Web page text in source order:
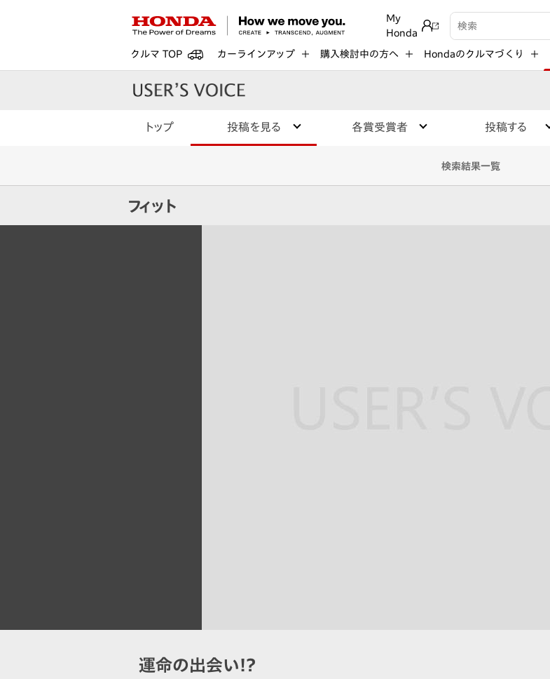
My
Honda
検索キーワード入力
クルマ TOP カーラインアップ 購入検討中の方へ Hondaのクルマづくり
トップ 投稿を見る 各賞受賞者 投稿する
検索結果一覧
フィット
運命の出会い!?